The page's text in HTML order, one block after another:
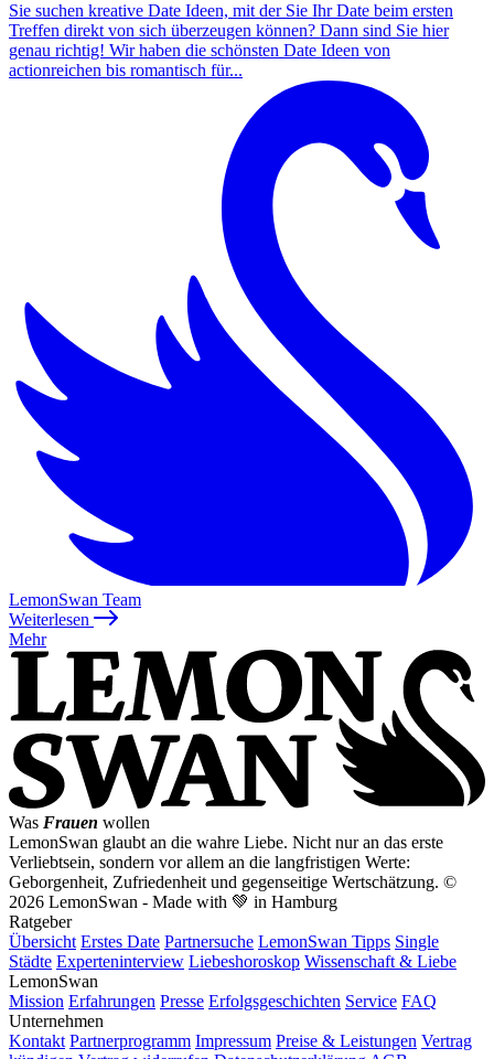
Sie suchen kreative Date Ideen, mit der Sie Ihr Date beim ersten
Treffen direkt von sich überzeugen können? Dann sind Sie hier
genau richtig! Wir haben die schönsten Date Ideen von
actionreichen bis romantisch für...
LemonSwan Team
Weiterlesen
Mehr
Was Frauen wollen
LemonSwan glaubt an die wahre Liebe. Nicht nur an das erste
Verliebtsein, sondern vor allem an die langfristigen Werte:
Geborgenheit, Zufriedenheit und gegenseitige Wertschätzung. ©
2026 LemonSwan - Made with 💚 in Hamburg
Ratgeber
Übersicht Erstes Date Partnersuche LemonSwan Tipps Single
Städte Experteninterview Liebeshoroskop Wissenschaft & Liebe
LemonSwan
Mission Erfahrungen Presse Erfolgsgeschichten Service FAQ
Unternehmen
Kontakt Partnerprogramm Impressum Preise & Leistungen Vertrag